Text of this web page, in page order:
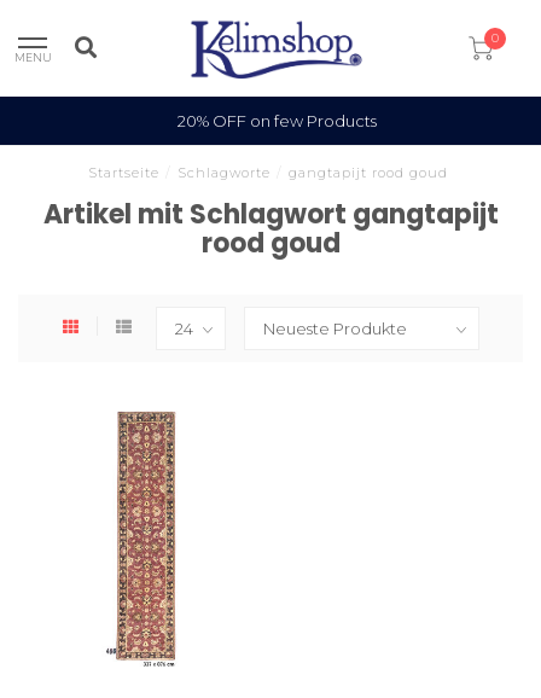
MENU
0
20% OFF on few Products
Startseite Schlagworte gangtapijt rood goud
Artikel mit Schlagwort gangtapijt
rood goud